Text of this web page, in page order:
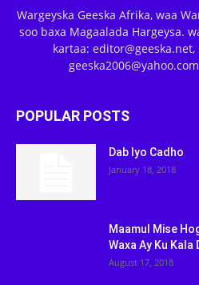
Wargeyska Geeska Afrika, waa
soo baxa Magaalada Hargeysa.
kartaa:
POPULAR POSTS
Dab Iyo Cadho
January 18, 2018
Maamul Mise
Waxa Ay Ku Kala
August 17, 2018